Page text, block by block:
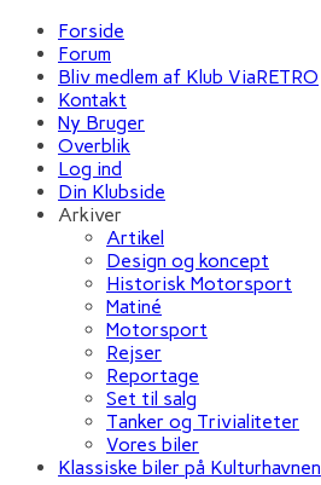
Forside
Forum
Bliv medlem af Klub ViaRETRO
Kontakt
Ny Bruger
Overblik
Log ind
Din Klubside
Arkiver
Artikel
Design og koncept
Historisk Motorsport
Matiné
Motorsport
Rejser
Reportage
Set til salg
Tanker og Trivialiteter
Vores biler
Klassiske biler på Kulturhavnen